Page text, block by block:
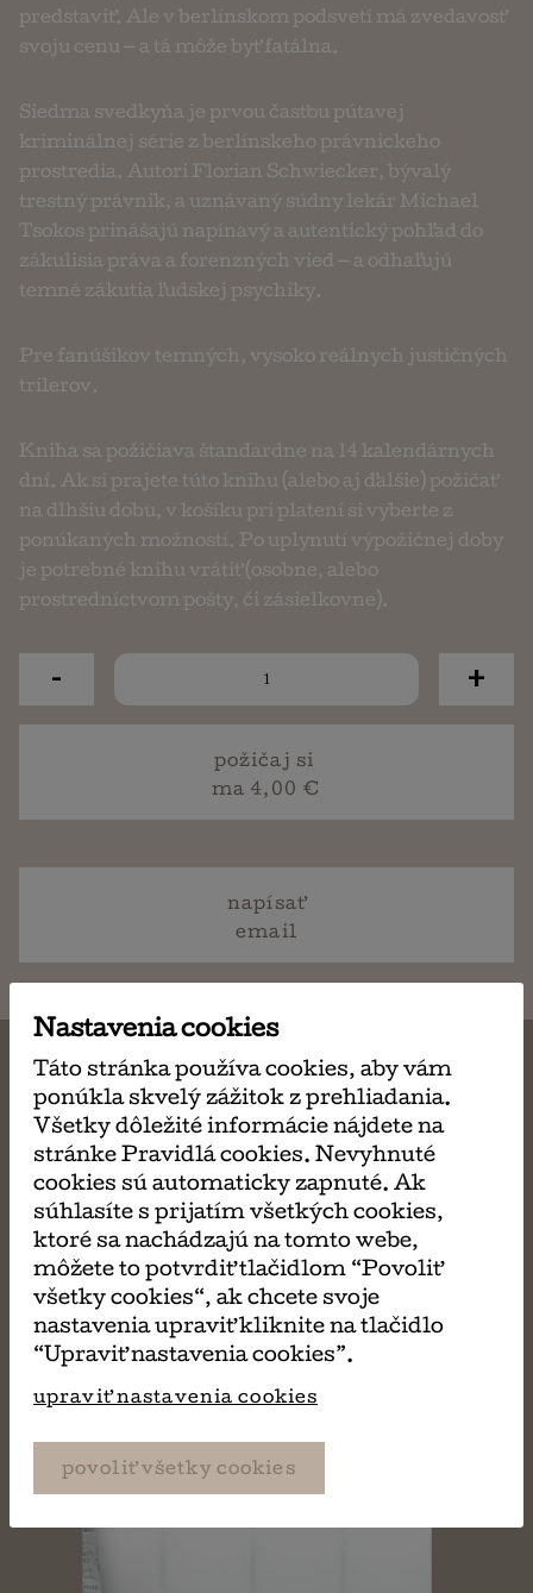
predstaviť. Ale v berlínskom podsvetí má zvedavosť
svoju cenu — a tá môže byť fatálna.
Siedma svedkyňa je prvou časťou pútavej
kriminálnej série z berlínskeho právnickeho
prostredia. Autori Florian Schwiecker, bývalý
trestný právnik, a uznávaný súdny lekár Michael
Tsokos prinášajú napínavý a autentický pohľad do
zákulisia práva a forenzných vied — a odhaľujú
temné zákutia ľudskej psychiky.
Pre fanúšikov temných, vysoko reálnych justičných
trilerov.
Kniha sa požičiava štandardne na 14 kalendárnych
dní. Ak si prajete túto knihu (alebo aj ďalšie) požičať
na dlhšiu dobu, v košíku pri platení si vyberte z
ponúkaných možností. Po uplynutí výpožičnej doby
je potrebné knihu vrátiť (osobne, alebo
prostredníctvom pošty, či zásielkovne).
- +
požičaj si
ma 4,00 €
napísať
email
MÔŽE SA VÁM TIEŽ
PÁČIŤ
Nastavenia cookies
Táto stránka používa cookies, aby vám
ponúkla skvelý zážitok z prehliadania.
Všetky dôležité informácie nájdete na
stránke Pravidlá cookies. Nevyhnuté
cookies sú automaticky zapnuté. Ak
súhlasíte s prijatím všetkých cookies,
ktoré sa nachádzajú na tomto webe,
môžete to potvrdiť tlačidlom “Povoliť
všetky cookies“, ak chcete svoje
nastavenia upraviť kliknite na tlačidlo
“Upraviť nastavenia cookies”.
upraviť nastavenia cookies
povoliť všetky cookies